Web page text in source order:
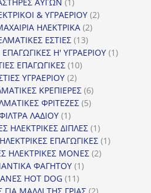
προϊόν
& ΥΓΡΑΕΡΙΟΥ 22
ΗΛΕΚΤΡΙΚΑ 22
ΕΣΤΙΕΣ 1313
προϊόντα
ΕΠΑΓΩΓΙΚΕΣ Η' ΥΓΡΑΕΡΙΟΥ 11
ΕΠΑΓΩΓΙΚΕΣ 1010
ΥΓΡΑΕΡΙΟΥ 22
προϊόντα
ΚΡΕΠΙΕΡΕΣ 66
προϊόντα
ΦΡΙΤΕΖΕΣ 55
ΛΑΔΙΟΥ 11
προϊόν
ΗΛΕΚΤΡΙΚΕΣ ΔΙΠΛΕΣ 11
προϊόν
ΕΠΑΓΩΓΙΚΕΣ 11
ΗΛΕΚΤΡΙΚΕΣ ΜΟΝΕΣ 22
ΦΑΓΗΤΟΥ 11
HOT DOG 1111
προϊόντα
2